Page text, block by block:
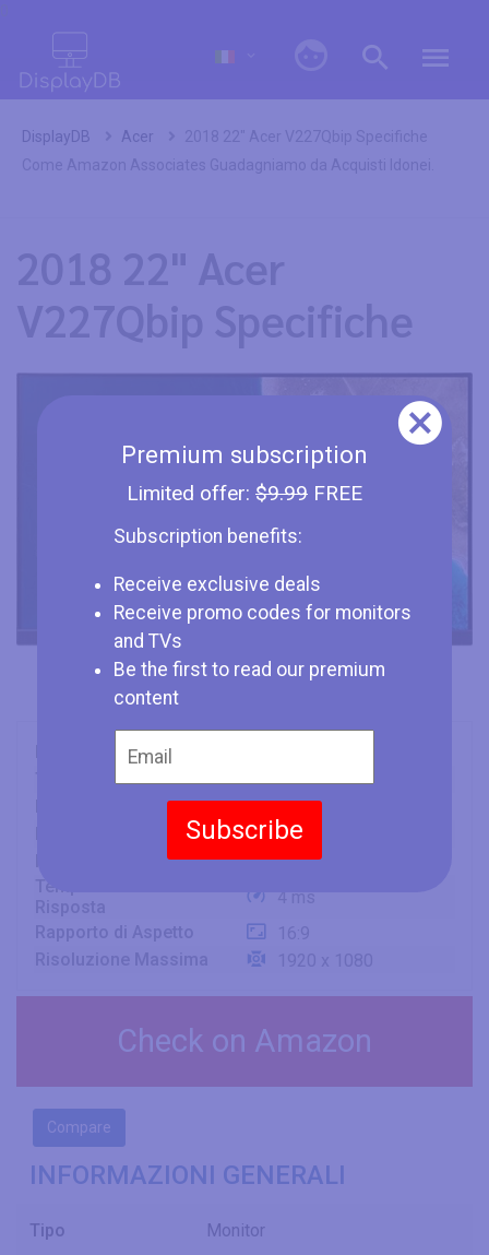
Premium subscription
Limited offer: $9.99FREE
Subscription benefits:
Receive exclusive deals
Receive promo codes for monitors
and TVs
Be the first to read our premium
content
Subscribe
DisplayDB Acer
2018 22" Acer V227Qbip Specifiche
Come Amazon Associates Guadagniamo da Acquisti Idonei.
2018 22" Acer
V227Qbip Specifiche
Marca
Monitor
Dimensione Schermo
22" (inches)
IPS
Frequenza dello Schermo
75 Hz
Rapporto di Aspetto
16:9
Check on Amazon
Compare
INFORMAZIONI GENERALI
Tipo Monitor